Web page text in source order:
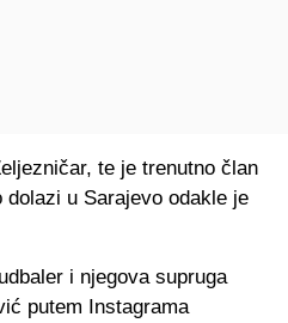
te je trenutno član
u Sarajevo odakle je
i njegova supruga
putem Instagrama